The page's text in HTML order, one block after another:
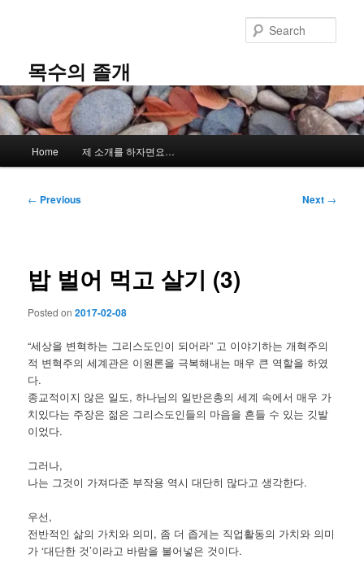
content목수의 졸개
Home 제 소개를 하자면요…
Post
← Previous Next →
밥 벌어 먹고 살기 (3)
Posted on2017-02-08
“세상을 변혁하는 그리스도인이 되어라” 고 이야기하는 개혁주의
적 변혁주의 세계관은 이원론을 극복해내는 매우 큰 역할을 하였
다.
종교적이지 않은 일도, 하나님의 일반은총의 세계 속에서 매우 가
치있다는 주장은 젊은 그리스도인들의 마음을 흔들 수 있는 깃발
이었다.
그러나,
나는 그것이 가져다준 부작용 역시 대단히 많다고 생각한다.
우선,
전반적인 삶의 가치와 의미, 좀 더 좁게는 직업활동의 가치와 의미
가 ‘대단한 것’이라고 바람을 불어넣은 것이다.